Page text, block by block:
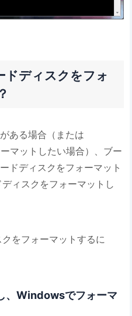
ドディスクをフォ
ある場合（または
マットしたい場合）、ブー
ドディスクをフォーマット
ィスクをフォーマットし
をフォーマットするに
、Windowsでフォーマ